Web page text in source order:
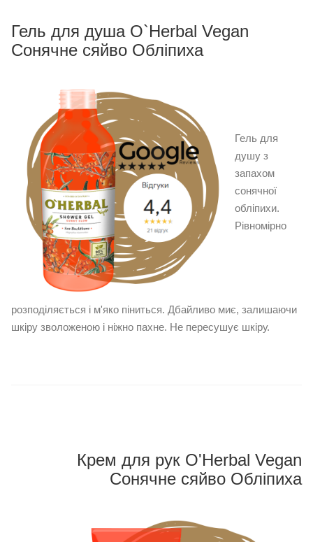
Гель для душа O`Herbal Vegan
Сонячне сяйво Обліпиха
Гель для
душу з
запахом
сонячної
обліпихи.
Рівномірно
розподіляється і м'яко піниться. Дбайливо миє, залишаючи
шкіру зволоженою і ніжно пахне. Не пересушує шкіру.
Крем для рук O'Herbal Vegan
Сонячне сяйво Обліпиха